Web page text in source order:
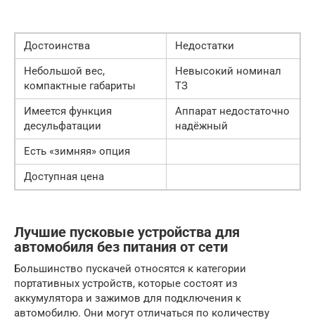
Достоинства
Недостатки
Небольшой вес,
компактные габариты
Невысокий номинал
ТЗ
Имеется функция
десульфатации
Аппарат недостаточно
надёжный
Есть «зимняя» опция
Доступная цена
Лучшие пусковые устройства для
автомобиля без питания от сети
Большинство пускачей относятся к категории
портативных устройств, которые состоят из
аккумулятора и зажимов для подключения к
автомобилю. Они могут отличаться по количеству